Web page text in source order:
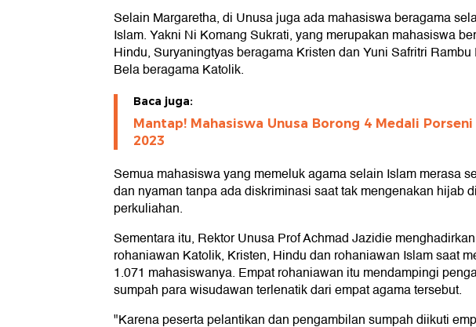
Selain Margaretha, di Unusa juga ada mahasiswa beragama
Islam. Yakni Ni Komang Sukrati, yang merupakan mahasiswa
Hindu, Suryaningtyas beragama Kristen dan Yuni Safritri
Bela beragama Katolik.
Baca juga:
Mantap! Mahasiswa Unusa Borong 4 Medali Porseni
2023
Semua mahasiswa yang memeluk agama selain Islam merasa
dan nyaman tanpa ada diskriminasi saat tak mengenakan hijab di
perkuliahan.
Sementara itu, Rektor Unusa Prof Achmad Jazidie
rohaniawan Katolik, Kristen, Hindu dan rohaniawan Islam saat
1.071 mahasiswanya. Empat rohaniawan itu mendampingi
sumpah para wisudawan terlenatik dari empat agama tersebut.
"Karena peserta pelantikan dan pengambilan sumpah diikuti